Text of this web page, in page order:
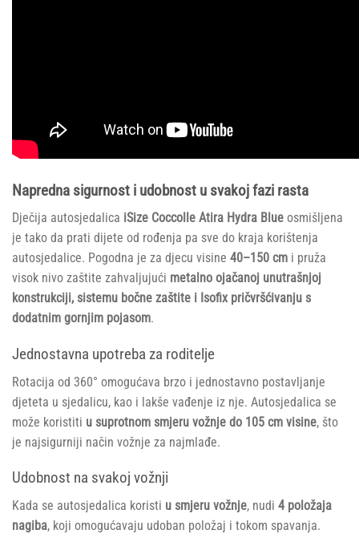
Napredna sigurnost i udobnost u svakoj fazi rasta
Dječija autosjedalica iSize Coccolle Atira Hydra Blue osmišljena
je tako da prati dijete od rođenja pa sve do kraja korištenja
autosjedalice. Pogodna je za djecu visine 40–150 cm i pruža
visok nivo zaštite zahvaljujući metalno ojačanoj unutrašnjoj
konstrukciji, sistemu bočne zaštite i Isofix pričvršćivanju s
dodatnim gornjim pojasom.
Jednostavna upotreba za roditelje
Rotacija od 360° omogućava brzo i jednostavno postavljanje
djeteta u sjedalicu, kao i lakše vađenje iz nje. Autosjedalica se
može koristiti u suprotnom smjeru vožnje do 105 cm visine, što
je najsigurniji način vožnje za najmlađe.
Udobnost na svakoj vožnji
Kada se autosjedalica koristi u smjeru vožnje, nudi 4 položaja
nagiba, koji omogućavaju udoban položaj i tokom spavanja.